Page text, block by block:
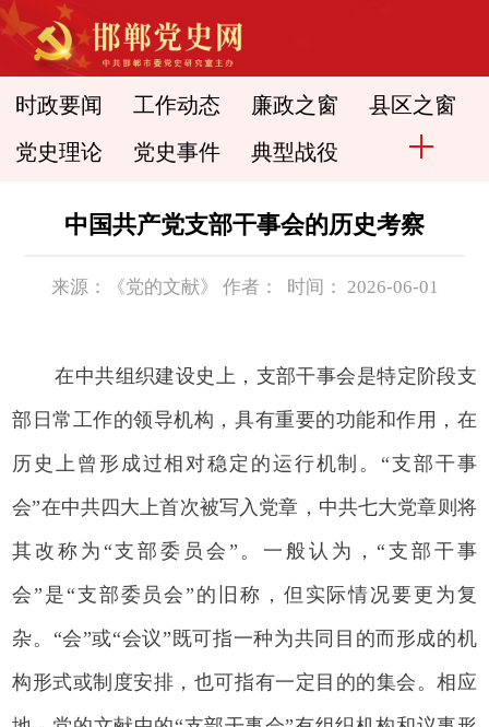
时政要闻 工作动态 廉政之窗 县区之窗
党史理论 党史事件 典型战役
中国共产党支部干事会的历史考察
来源：《党的文献》 作者： 时间： 2026-06-01
在中共组织建设史上，支部干事会是特定阶段支
部日常工作的领导机构，具有重要的功能和作用，在
历史上曾形成过相对稳定的运行机制。“支部干事
会”在中共四大上首次被写入党章，中共七大党章则将
其改称为“支部委员会”。一般认为，“支部干事
会”是“支部委员会”的旧称，但实际情况要更为复
杂。“会”或“会议”既可指一种为共同目的而形成的机
构形式或制度安排，也可指有一定目的的集会。相应